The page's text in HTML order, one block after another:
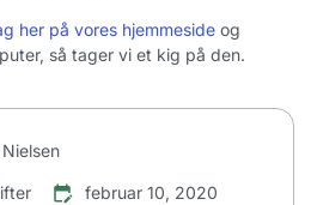
her på vores hjemmeside og
så tager vi et kig på den.
februar 10, 2020